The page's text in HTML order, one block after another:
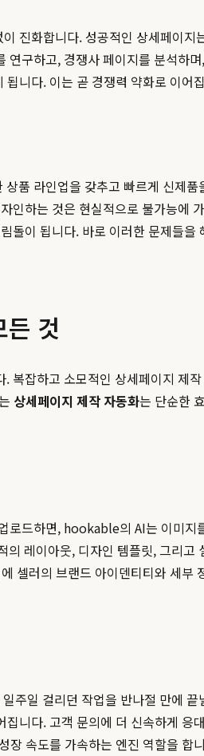
진화합니다. 성공적인 상세페이지
구하고, 경쟁사 페이지를 분석하
니다. 이는 곧 경쟁력 약화로 이어
품 라인업을 갖추고 빠르게 신제
하는 것은 현실적으로 불가능에
돌이 됩니다. 바로 이러한 문제들을
것
복잡하고 소모적인 상세페이지 제
상세페이지 제작 자동화는 단순한
로드하면, hookable의 AI는 이미지
레이아웃, 디자인 템플릿, 그리고
셀러의 브랜드 아이덴티티와 세부
주일 걸리던 작업을 반나절 만에
니다. 고객 문의에 더 신속하게 응
장 속도를 가속하는 엔진 역할을 합